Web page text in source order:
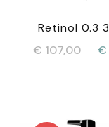
Retinol 0.3
€107,00 €